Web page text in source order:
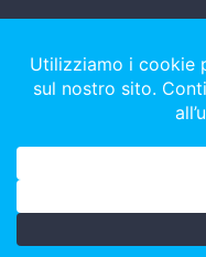
della letteratura, 30 • 00144
01336610587 • Partita iva